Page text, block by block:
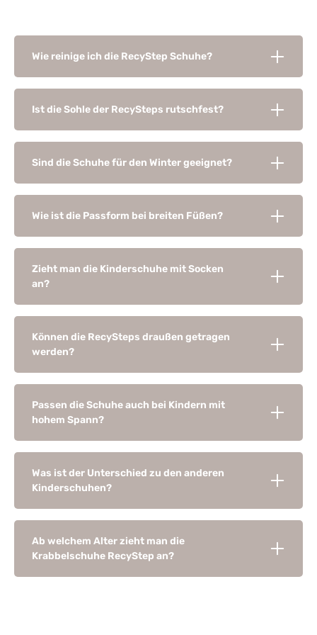
Wie reinige ich die RecyStep Schuhe?
Ist die Sohle der RecySteps rutschfest?
Sind die Schuhe für den Winter geeignet?
Wie ist die Passform bei breiten Füßen?
Zieht man die Kinderschuhe mit Socken
an?
Können die RecySteps draußen getragen
werden?
Passen die Schuhe auch bei Kindern mit
hohem Spann?
Was ist der Unterschied zu den anderen
Kinderschuhen?
Ab welchem Alter zieht man die
Krabbelschuhe RecyStep an?